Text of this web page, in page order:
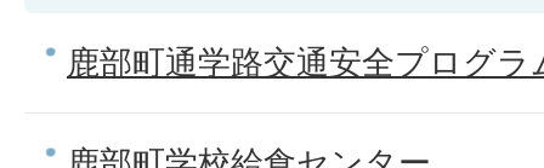
鹿部町通学路交通安全プログ